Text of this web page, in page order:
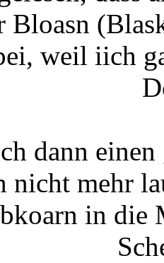
Bloasn
weil iich
dann
nicht mehr
in die